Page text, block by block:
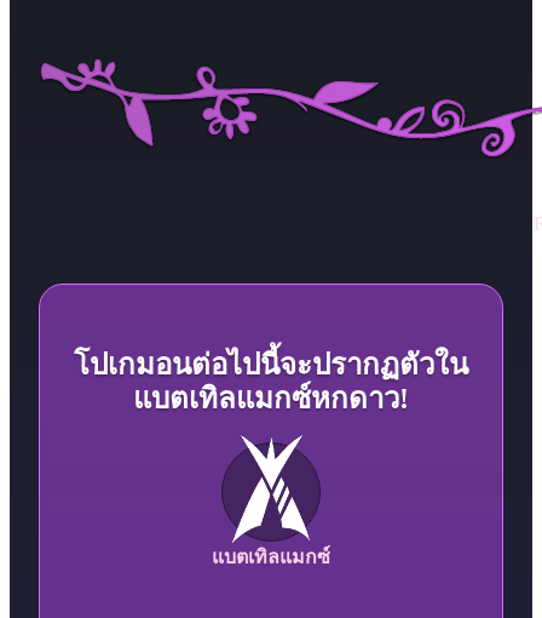
โปเกมอนต่อไปนี้จะปรากฏตัวใน
แบตเทิลแมกซ์หกดาว!
แบตเทิลแมกซ์